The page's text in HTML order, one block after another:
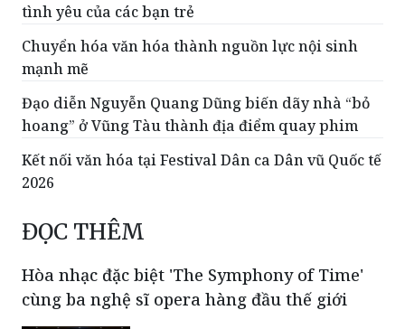
tình yêu của các bạn trẻ
Chuyển hóa văn hóa thành nguồn lực nội sinh
mạnh mẽ
Đạo diễn Nguyễn Quang Dũng biến dãy nhà “bỏ
hoang” ở Vũng Tàu thành địa điểm quay phim
Kết nối văn hóa tại Festival Dân ca Dân vũ Quốc tế
2026
ĐỌC THÊM
Hòa nhạc đặc biệt 'The Symphony of Time'
cùng ba nghệ sĩ opera hàng đầu thế giới